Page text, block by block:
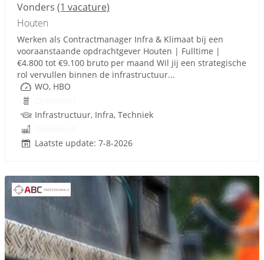
Vonders (1 vacature)
Houten
Werken als Contractmanager Infra & Klimaat bij een
vooraanstaande opdrachtgever Houten | Fulltime |
€4.800 tot €9.100 bruto per maand Wil jij een strategische
rol vervullen binnen de infrastructuur...
WO, HBO
Infrastructuur, Infra, Techniek
Laatste update: 7-8-2026